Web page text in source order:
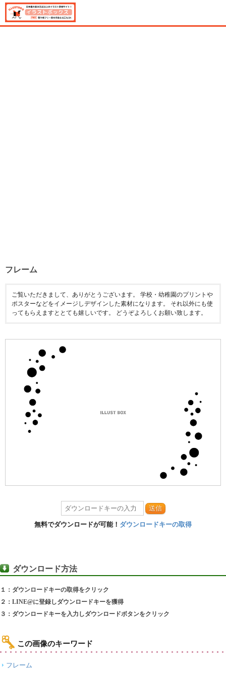
フレーム
ご覧いただきまして、ありがとうございます。 学校・幼稚園のプリントや
ポスターなどをイメージしデザインした素材になります。 それ以外にも使
ってもらえますととても嬉しいです。 どうぞよろしくお願い致します。
送信
無料でダウンロードが可能！ ダウンロードキーの取得
ダウンロード方法
１：ダウンロードキーの取得をクリック
２：LINE@に登録しダウンロードキーを獲得
３：ダウンロードキーを入力しダウンロードボタンをクリック
この画像のキーワード
フレーム